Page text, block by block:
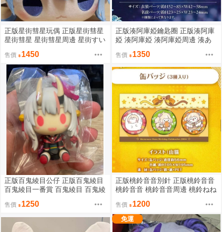
正版星街彗星玩偶 正版星街彗星
星街彗星 星街彗星周邊 星街すい
周邊
售價 1450
正版湊阿庫婭鑰匙圈 正版湊阿庫
婭 湊阿庫婭 湊阿庫婭周邊 湊あ
周邊
售價 1350
正版百鬼綾目公仔 正版百鬼綾目
百鬼綾目一番賞 百鬼綾目 百鬼綾
VE周邊
售價 1250
正版桃鈴音音別針 正版桃鈴音音
桃鈴音音 桃鈴音音周邊 桃鈴ねね
售價 1200
免運